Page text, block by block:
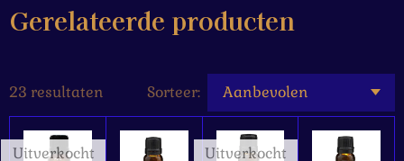
Gerelateerde producten
23 resultaten Sorteer:
Uitverkocht Uitverkocht